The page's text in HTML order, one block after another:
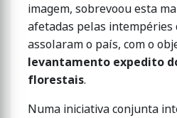
imagem, sobrevoou esta
afetadas pelas
assolaram o país, com o
levantamento expedito
florestais.
Numa iniciativa conjunta